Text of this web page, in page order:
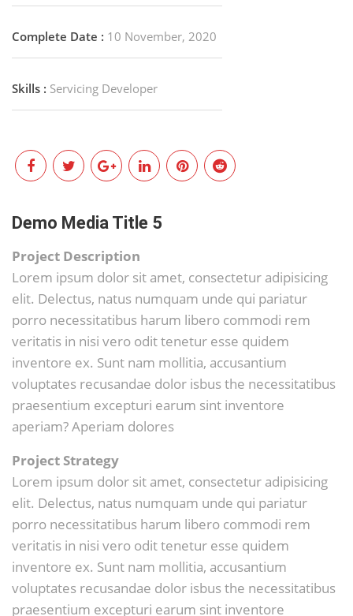
Complete Date : 10 November, 2020
Skills : Servicing Developer
Demo Media Title 5
Project Description
Lorem ipsum dolor sit amet, consectetur adipisicing
elit. Delectus, natus numquam unde qui pariatur
porro necessitatibus harum libero commodi rem
veritatis in nisi vero odit tenetur esse quidem
inventore ex. Sunt nam mollitia, accusantium
voluptates recusandae dolor isbus the necessitatibus
praesentium excepturi earum sint inventore
aperiam? Aperiam dolores
Project Strategy
Lorem ipsum dolor sit amet, consectetur adipisicing
elit. Delectus, natus numquam unde qui pariatur
porro necessitatibus harum libero commodi rem
veritatis in nisi vero odit tenetur esse quidem
inventore ex. Sunt nam mollitia, accusantium
voluptates recusandae dolor isbus the necessitatibus
praesentium excepturi earum sint inventore